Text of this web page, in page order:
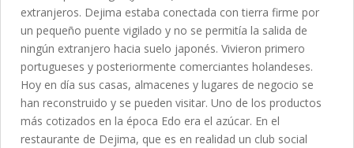
extranjeros. Dejima estaba conectada con tierra firme por
un pequeño puente vigilado y no se permitía la salida de
ningún extranjero hacia suelo japonés. Vivieron primero
portugueses y posteriormente comerciantes holandeses.
Hoy en día sus casas, almacenes y lugares de negocio se
han reconstruido y se pueden visitar. Uno de los productos
más cotizados en la época Edo era el azúcar. En el
restaurante de Dejima, que es en realidad un club social